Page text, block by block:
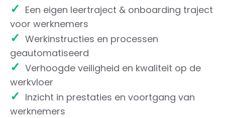
✓ Een eigen leertraject & onboarding traject
voor werknemers
✓ Werkinstructies en processen
geautomatiseerd
✓ Verhoogde veiligheid en kwaliteit op de
werkvloer
✓ Inzicht in prestaties en voortgang van
werknemers